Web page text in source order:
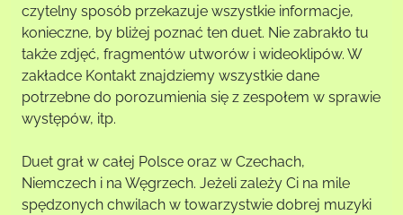
czytelny sposób przekazuje wszystkie informacje,
konieczne, by bliżej poznać ten duet. Nie zabrakło tu
także zdjęć, fragmentów utworów i wideoklipów. W
zakładce Kontakt znajdziemy wszystkie dane
potrzebne do porozumienia się z zespołem w sprawie
występów, itp.
Duet grał w całej Polsce oraz w Czechach,
Niemczech i na Węgrzech. Jeżeli zależy Ci na mile
spędzonych chwilach w towarzystwie dobrej muzyki